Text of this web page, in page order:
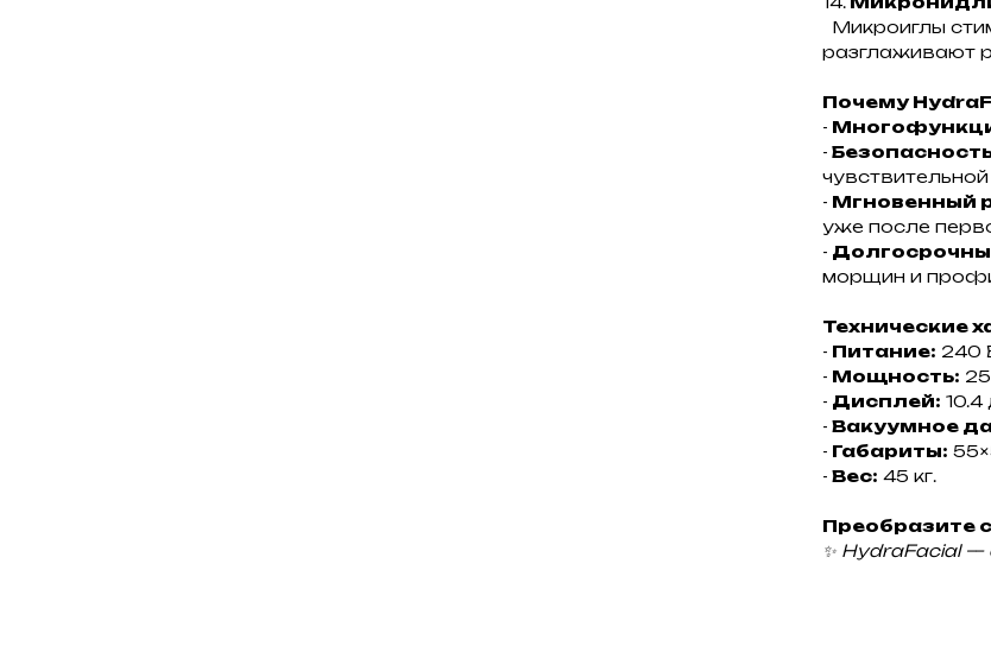
Микроиглы
разглаживают
Почему
-
-
- Мгновенный
уже после
-
морщин и
Технические
- Питание: 240
- Мощность:
- Дисплей:
- Вакуумное
- Габариты:
- Вес: 45 кг.
Преобразите
✨ HydraFacial